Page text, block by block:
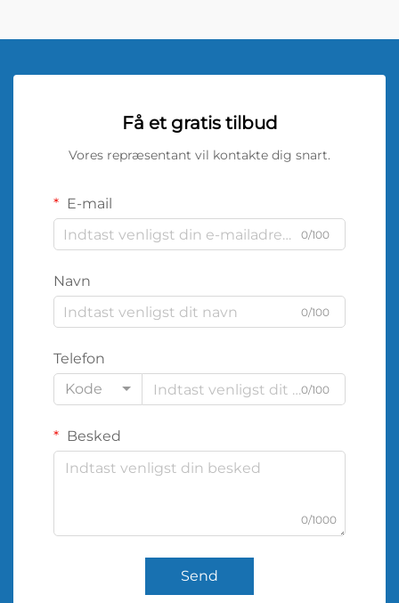
Få et gratis tilbud
Vores repræsentant vil kontakte dig snart.
E-mail
0/100
Navn
0/100
Telefon
Kode
0/100
Besked
0/1000
Send